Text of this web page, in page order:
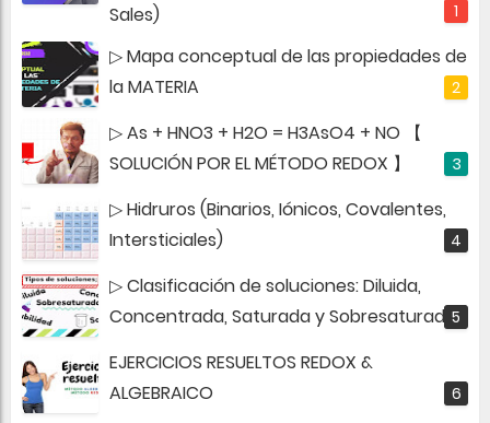
Sales)
▷ Mapa conceptual de las propiedades de
la MATERIA
▷ As + HNO3 + H2O = H3AsO4 + NO 【
SOLUCIÓN POR EL MÉTODO REDOX 】
▷ Hidruros (Binarios, Iónicos, Covalentes,
Intersticiales)
▷ Clasificación de soluciones: Diluida,
Concentrada, Saturada y Sobresaturada
EJERCICIOS RESUELTOS REDOX &
ALGEBRAICO